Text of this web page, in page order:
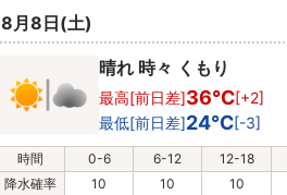
8月8日(土)
晴れ 時々 くもり
最高[前日差]36℃[+2]
最低[前日差]24℃[-3]
時間 0-6 6-12 12-18
降水確率
10 10 10